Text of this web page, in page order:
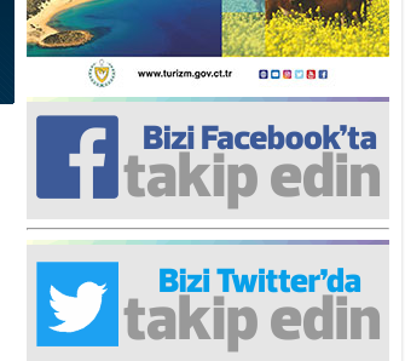
Ahmet İşcan
Mustafa Akıncı’ya Saldırmanın
Dayanılmaz Hafifliği !..
Özal Ziya
Hükümet "huzur ve
güvenlik"konusunu ciddiye almalı
Mesut GÜNSEV
ALTINI ÇİZDİĞİM SATIRLAR
Münür Rahvancıoğlu
Popülizm Nedir? Ne Değildir?